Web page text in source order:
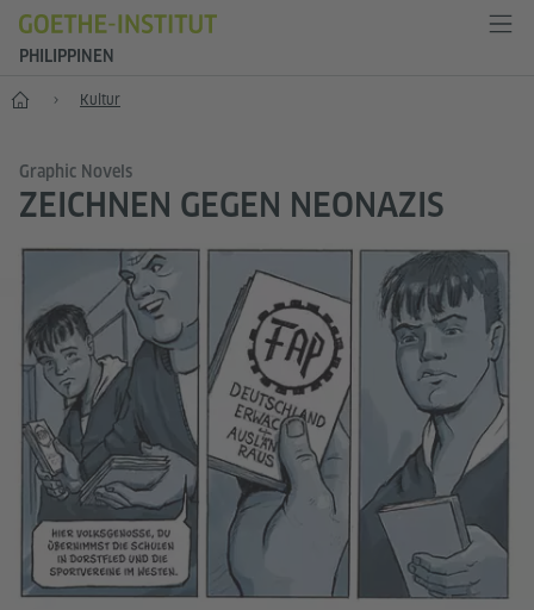
PHILIPPINEN
Start Kultur
Graphic Novels
ZEICHNEN GEGEN NEONAZIS